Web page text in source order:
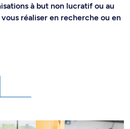
à but non lucratif ou au
réaliser en recherche ou en